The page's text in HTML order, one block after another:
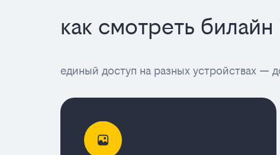
как смотреть
единый доступ на разных устройствах —